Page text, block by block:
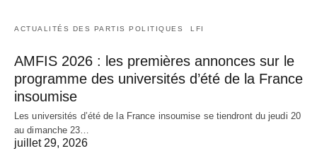
ACTUALITÉS DES PARTIS POLITIQUES LFI
AMFIS 2026 : les premières annonces sur le
programme des universités d’été de la France
insoumise
Les universités d’été de la France insoumise se tiendront du jeudi 20
au dimanche 23…
juillet 29, 2026